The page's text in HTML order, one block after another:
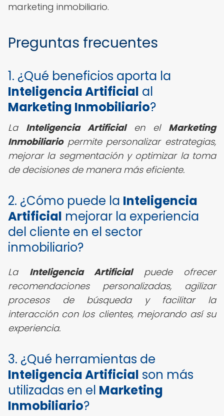
marketing inmobiliario.
Preguntas frecuentes
1. ¿Qué beneficios aporta la
Inteligencia Artificial al
Marketing Inmobiliario?
La Inteligencia Artificialen el Marketing
Inmobiliariopermite personalizar estrategias,
mejorar la segmentación y optimizar la toma
de decisiones de manera más eficiente.
2. ¿Cómo puede la Inteligencia
Artificial mejorar la experiencia
del cliente en el sector
inmobiliario?
La Inteligencia Artificialpuede ofrecer
recomendaciones personalizadas, agilizar
procesos de búsqueda y facilitar la
interacción con los clientes, mejorando así su
experiencia.
3. ¿Qué herramientas de
Inteligencia Artificial son más
utilizadas en el Marketing
Inmobiliario?